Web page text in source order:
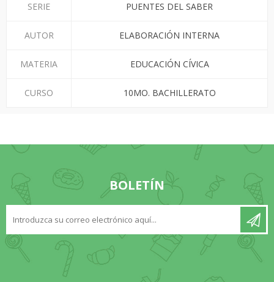
SERIE PUENTES DEL SABER
AUTOR ELABORACIÓN INTERNA
MATERIA EDUCACIÓN CÍVICA
CURSO 10MO. BACHILLERATO
BOLETÍN